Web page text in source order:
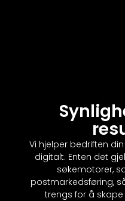
Vi hjelper bedriften
digitalt. Enten det
søkemotorer,
postmarkedsføring,
trengs for å